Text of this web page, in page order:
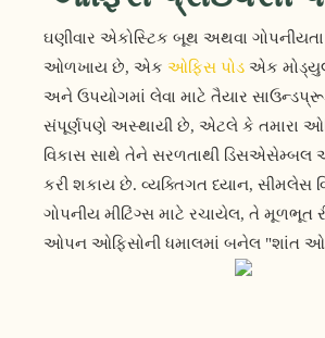
ઘણીવાર એકોસ્ટિક બૂથ અથવા ગોપનીયતા
ઓળખાય છે, એક ઓફિસ પોડ એક
અને ઉપયોગમાં લેવા માટે તૈયાર
સંપૂર્ણપણે અસ્થાયી છે, એટલે કે તમારા
વિકાસ સાથે તેને સરળતાથી ડિસએસેમ્બલ
કરી શકાય છે. વ્યક્તિગત ધ્યાન, સીમલેસ
ગોપનીય મીટિંગ્સ માટે રચાયેલ, તે મૂળભૂત
ઓપન ઓફિસોની ધમાલમાં બનેલ "શાંત